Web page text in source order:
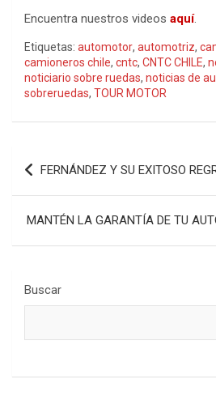
Encuentra nuestros videos aquí.
Etiquetas: automotor, automotriz,
camioneros chile, cntc, CNTC CHILE,
noticiario sobre ruedas, noticias de
sobreruedas, TOUR MOTOR
Navegación
de
entradas
FERNÁNDEZ Y SU EXITOSO
MANTÉN LA GARANTÍA DE TU
Buscar